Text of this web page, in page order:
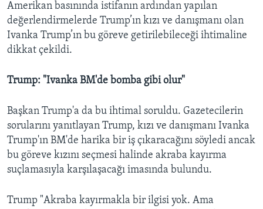
Amerikan basınında istifanın ardından yapılan
değerlendirmelerde Trump’ın kızı ve danışmanı olan
Ivanka Trump’ın bu göreve getirilebileceği ihtimaline
dikkat çekildi.
Trump: "Ivanka BM'de bomba gibi olur"
Başkan Trump'a da bu ihtimal soruldu. Gazetecilerin
sorularını yanıtlayan Trump, kızı ve danışmanı Ivanka
Trump'ın BM'de harika bir iş çıkaracağını söyledi ancak
bu göreve kızını seçmesi halinde akraba kayırma
suçlamasıyla karşılaşacağı imasında bulundu.
Trump "Akraba kayırmakla bir ilgisi yok. Ama